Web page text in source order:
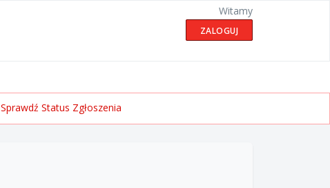
Witamy
ZALOGUJ
Sprawdź Status Zgłoszenia